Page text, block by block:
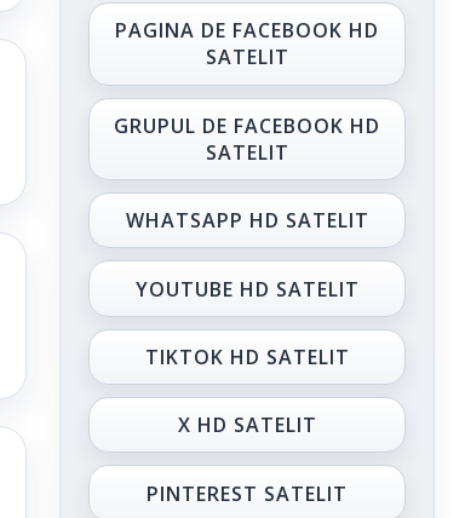
PAGINA DE FACEBOOK HD
SATELIT
GRUPUL DE FACEBOOK HD
SATELIT
WHATSAPP HD SATELIT
YOUTUBE HD SATELIT
TIKTOK HD SATELIT
X HD SATELIT
PINTEREST SATELIT